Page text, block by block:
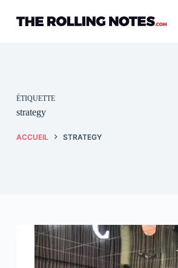
contenu
ÉTIQUETTE
strategy
ACCUEIL STRATEGY